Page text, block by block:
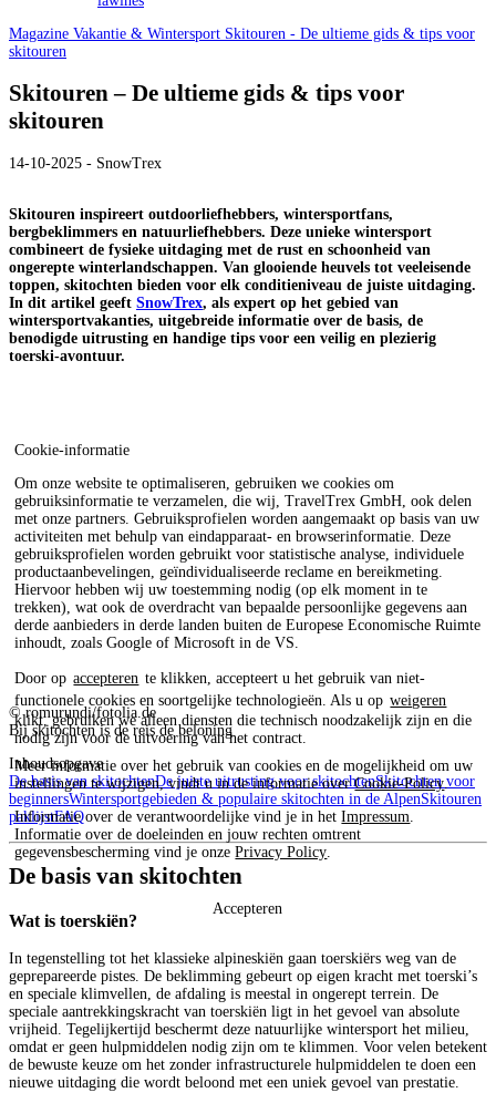
Cookie-informatie
Om onze website te optimaliseren, gebruiken we cookies om
gebruiksinformatie te verzamelen, die wij, TravelTrex GmbH, ook delen
met onze partners. Gebruiksprofielen worden aangemaakt op basis van uw
activiteiten met behulp van eindapparaat- en browserinformatie. Deze
gebruiksprofielen worden gebruikt voor statistische analyse, individuele
productaanbevelingen, geïndividualiseerde reclame en bereikmeting.
Hiervoor hebben wij uw toestemming nodig (op elk moment in te
trekken), wat ook de overdracht van bepaalde persoonlijke gegevens aan
derde aanbieders in derde landen buiten de Europese Economische Ruimte
inhoudt, zoals Google of Microsoft in de VS.
Door op accepteren te klikken, accepteert u het gebruik van niet-
functionele cookies en soortgelijke technologieën. Als u op weigeren
klikt, gebruiken we alleen diensten die technisch noodzakelijk zijn en die
nodig zijn voor de uitvoering van het contract.
Meer informatie over het gebruik van cookies en de mogelijkheid om uw
instellingen te wijzigen, vindt u in de informatie overCookie-Policy.
Informatie over de verantwoordelijke vind je in hetImpressum
Informatie over de doeleinden en jouw rechten omtrent
gegevensbescherming vind je onzePrivacy Policy
Accepteren
Magazine Vakantie & Wintersport Skitouren - De ultieme gids & tips voor
skitouren
Skitouren – De ultieme gids & tips voor
skitouren
14-10-2025 - SnowTrex
Skitouren inspireert outdoorliefhebbers, wintersportfans,
bergbeklimmers en natuurliefhebbers. Deze unieke wintersport
combineert de fysieke uitdaging met de rust en schoonheid van
ongerepte winterlandschappen. Van glooiende heuvels tot veeleisende
toppen, skitochten bieden voor elk conditieniveau de juiste uitdaging.
In dit artikel geeft SnowTrex, als expert op het gebied van
wintersportvakanties, uitgebreide informatie over de basis, de
benodigde uitrusting en handige tips voor een veilig en plezierig
toerski-avontuur.
© romurundi/fotolia.de
Bij skitochten is de reis de beloning
Inhoudsopgave
De basis van skitochtenDe juiste uitrusting voor skitochtenSkitochten voor
beginnersWintersportgebieden & populaire skitochten in de AlpenSkitouren
paklijstFAQ
De basis van skitochten
Wat is toerskiën?
In tegenstelling tot het klassieke alpineskiën gaan toerskiërs weg van de
geprepareerde pistes. De beklimming gebeurt op eigen kracht met toerski’s
en speciale klimvellen, de afdaling is meestal in ongerept terrein. De
speciale aantrekkingskracht van toerskiën ligt in het gevoel van absolute
vrijheid. Tegelijkertijd beschermt deze natuurlijke wintersport het milieu,
omdat er geen hulpmiddelen nodig zijn om te klimmen. Voor velen betekent
de bewuste keuze om het zonder infrastructurele hulpmiddelen te doen een
nieuwe uitdaging die wordt beloond met een uniek gevoel van prestatie.